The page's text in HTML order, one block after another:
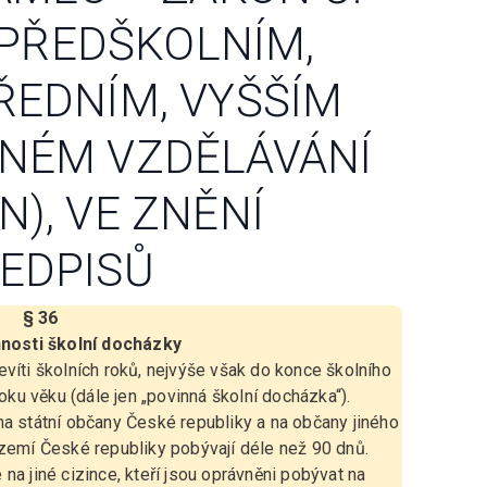
VYŠŠÍM
VZDĚLÁVÁNÍ
VE ZNĚNÍ
§ 36
školní docházky
školních roků, nejvýše však do konce školního
věku (dále jen „povinná školní docházka“).
státní občany České republiky a na občany jiného
České republiky pobývají déle než 90 dnů.
jiné cizince, kteří jsou oprávněni pobývat na